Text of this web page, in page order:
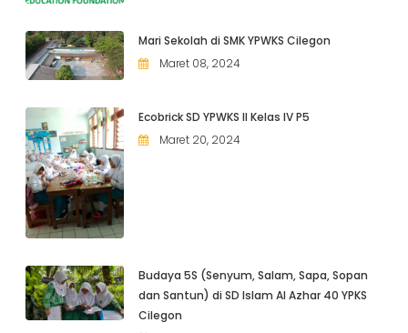
Mari Sekolah di SMK YPWKS Cilegon
Maret 08, 2024
Ecobrick SD YPWKS II Kelas IV P5
Maret 20, 2024
Budaya 5S (Senyum, Salam, Sapa, Sopan
dan Santun) di SD Islam Al Azhar 40 YPKS
Cilegon